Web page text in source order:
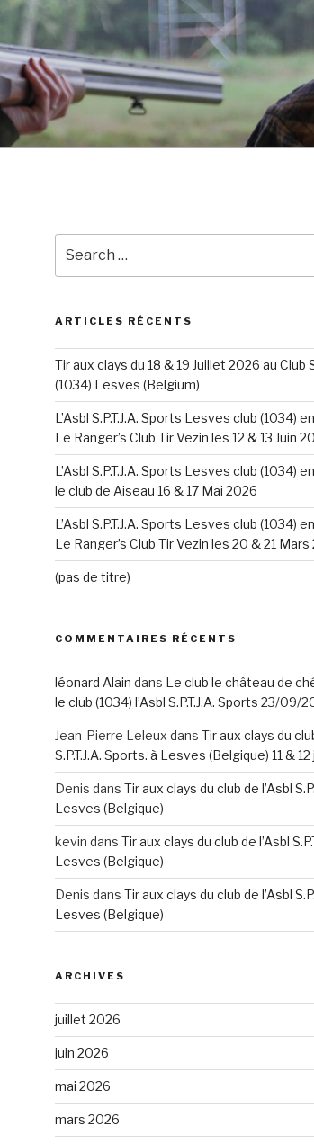
for:
ARTICLES RÉCENTS
Tir aux clays du 18 & 19 Juillet 2026 au Club
(1034) Lesves (Belgium)
L’Asbl S.P.T.J.A. Sports Lesves club (1034)
Le Ranger’s Club Tir Vezin les 12 & 13 Juin
L’Asbl S.P.T.J.A. Sports Lesves club (1034)
le club de Aiseau 16 & 17 Mai 2026
L’Asbl S.P.T.J.A. Sports Lesves club (1034)
Le Ranger’s Club Tir Vezin les 20 & 21 Mars
(pas de titre)
COMMENTAIRES RÉCENTS
léonard Alain dans Le club le château de
le club (1034) l’Asbl S.P.T.J.A. Sports 23/09/
Jean-Pierre Leleux dans Tir aux clays du
S.P.T.J.A. Sports. à Lesves (Belgique) 11 & 12
Denis dans Tir aux clays du club de l’Asbl
Lesves (Belgique)
kevin dans Tir aux clays du club de l’Asbl
Lesves (Belgique)
Denis dans Tir aux clays du club de l’Asbl
Lesves (Belgique)
ARCHIVES
juillet 2026
juin 2026
mai 2026
mars 2026